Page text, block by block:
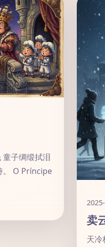
子绸缎拭泪
。 O Príncipe
卖
天